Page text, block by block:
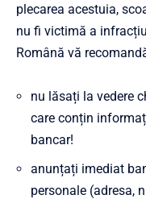
plecarea acestuia,
nu fi victimă a
Română vă
nu lăsați la vedere
care conțin
bancar!
anunțați imediat
personale (adresa,